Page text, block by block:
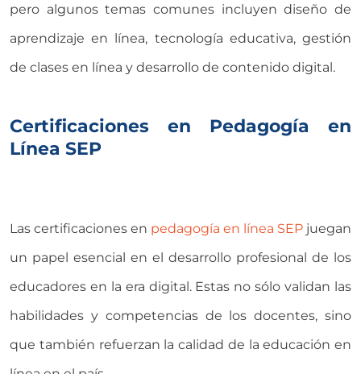
pero algunos temas comunes incluyen diseño de
aprendizaje en línea, tecnología educativa, gestión
de clases en línea y desarrollo de contenido digital.
Certificaciones en Pedagogía en
Línea SEP
Las certificaciones en pedagogía en línea SEP juegan
un papel esencial en el desarrollo profesional de los
educadores en la era digital. Estas no sólo validan las
habilidades y competencias de los docentes, sino
que también refuerzan la calidad de la educación en